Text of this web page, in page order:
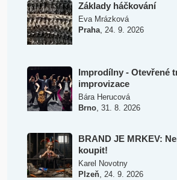
Základy háčkování
Eva Mrázková
Praha, 24. 9. 2026
Improdílny - Otevřené
improvizace
Bára Herucová
Brno, 31. 8. 2026
BRAND JE MRKEV:
koupit!
Karel Novotny
Plzeň, 24. 9. 2026